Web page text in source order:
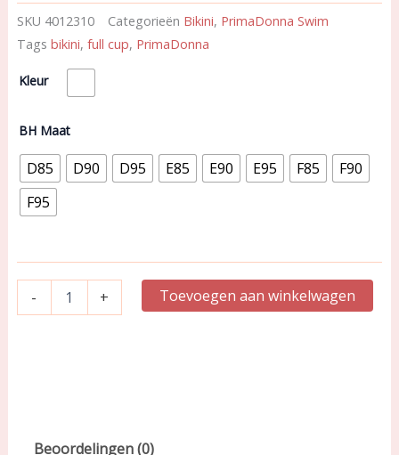
SKU 4012310 Categorieën Bikini, PrimaDonna Swim
Tags bikini, full cup, PrimaDonna
Kleur
BH Maat
D85 D90 D95 E85 E90 E95 F85
F90
F95
-
PrimaDonna
Volle
Bikinitop
|
Kalba
aantal
+ Toevoegen aan winkelwagen
Beoordelingen (0)